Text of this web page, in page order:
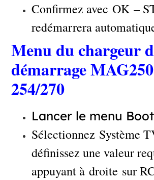
Confirmez avec OK –
redémarrera
Menu du chargeur
démarrage
254/270
Lancer le menu
Sélectionnez Système
définissez une valeur
appuyant à droite sur